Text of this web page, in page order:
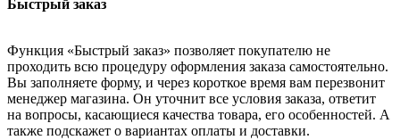
Быстрый заказ
Функция «Быстрый заказ» позволяет покупателю не
проходить всю процедуру оформления заказа самостоятельно.
Вы заполняете форму, и через короткое время вам перезвонит
менеджер магазина. Он уточнит все условия заказа, ответит
на вопросы, касающиеся качества товара, его особенностей. А
также подскажет о вариантах оплаты и доставки.